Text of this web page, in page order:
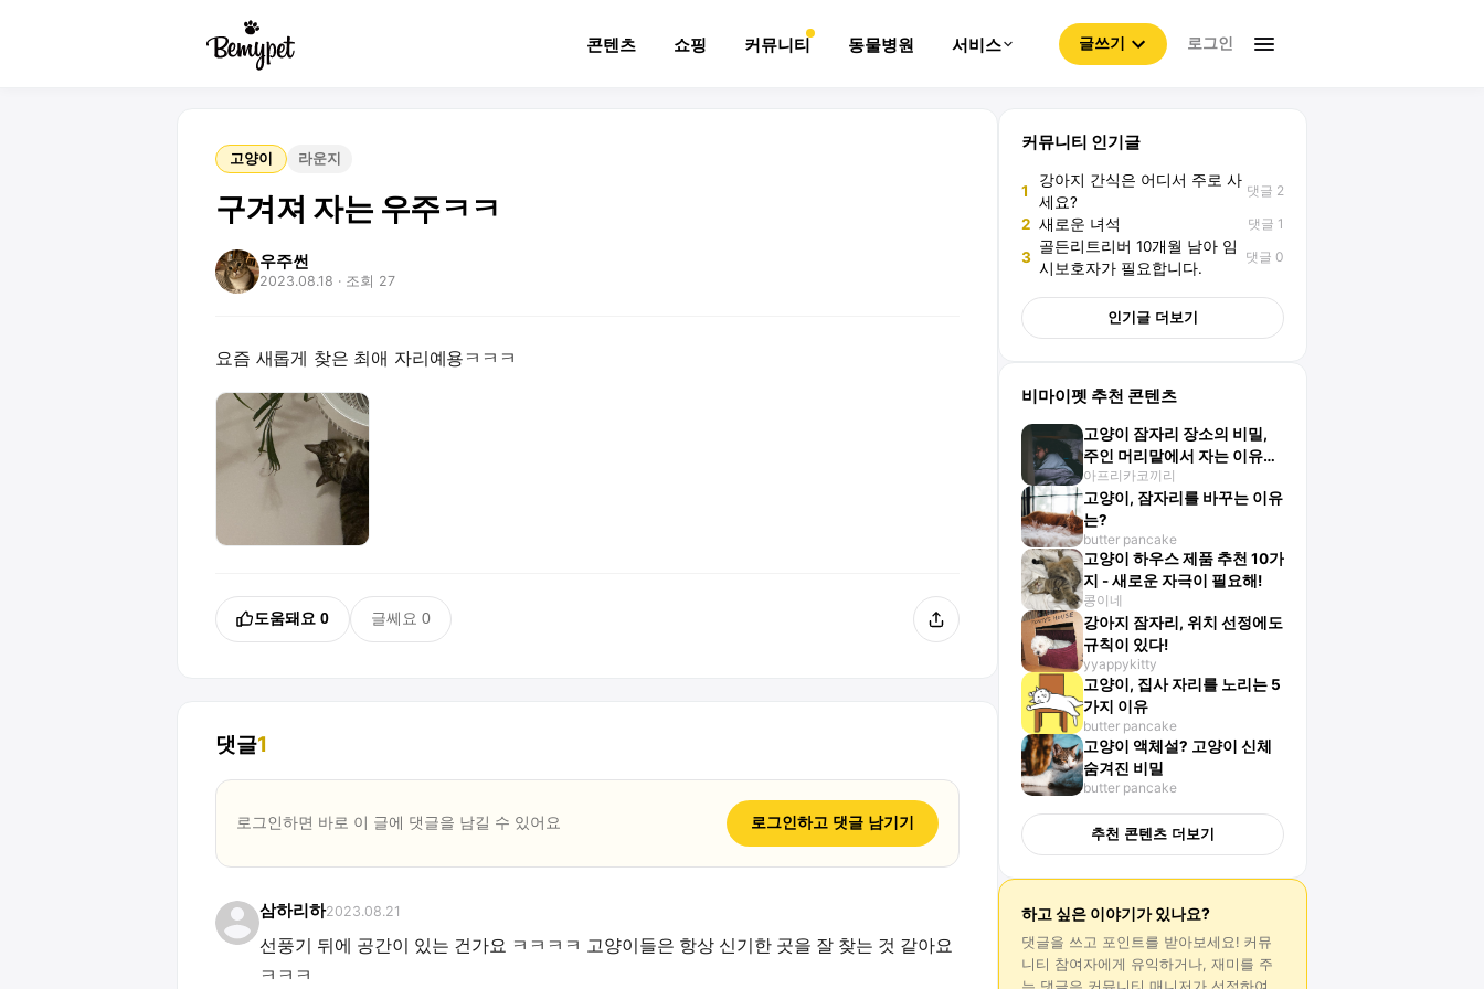
콘텐츠 쇼핑 커뮤니티 동물병원 서비스 글쓰기 로그인
고양이 라운지
구겨져 자는 우주ㅋㅋ
우주썬
2023.08.18 · 조회 27
요즘 새롭게 찾은 최애 자리예용ㅋㅋㅋ
도움돼요 0 글쎄요 0
댓글1
로그인하면 바로 이 글에 댓글을 남길 수 있어요 로그인하고 댓글 남기기
삼하리하2023.08.21
선풍기 뒤에 공간이 있는 건가요 ㅋㅋㅋㅋ 고양이들은 항상 신기한 곳을 잘 찾는 것 같아요
ㅋㅋㅋ
커뮤니티 인기글
1
강아지 간식은 어디서 주로 사
세요?
댓글 2
2 새로운 녀석 댓글 1
3
골든리트리버 10개월 남아 임
시보호자가 필요합니다.
댓글 0
인기글 더보기
비마이펫 추천 콘텐츠
고양이 잠자리 장소의 비밀,
주인 머리맡에서 자는 이유
는?
아프리카코끼리
고양이, 잠자리를 바꾸는 이유
는?
butter pancake
고양이 하우스 제품 추천 10가
지 - 새로운 자극이 필요해!
콩이네
강아지 잠자리, 위치 선정에도
규칙이 있다!
yyappykitty
고양이, 집사 자리를 노리는 5
가지 이유
butter pancake
고양이 액체설? 고양이 신체
숨겨진 비밀
butter pancake
추천 콘텐츠 더보기
하고 싶은 이야기가 있나요?
댓글을 쓰고 포인트를 받아보세요! 커뮤
니티 참여자에게 유익하거나, 재미를 주